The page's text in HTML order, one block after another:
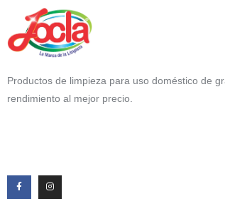
Productos de limpieza para uso doméstico de
rendimiento al mejor precio.